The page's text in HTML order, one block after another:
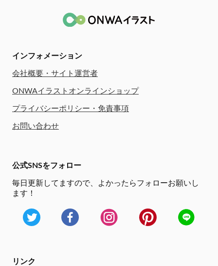
インフォメーション
会社概要・サイト運営者
ONWAイラストオンラインショップ
プライバシーポリシー・免責事項
お問い合わせ
公式SNSをフォロー
毎日更新してますので、
よかったらフォローお願いし
ます！
リンク